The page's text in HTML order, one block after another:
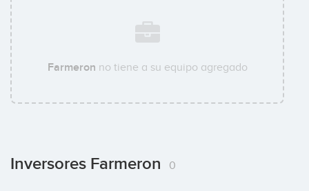
Farmeron no tiene a su equipo agregado
Inversores Farmeron 0